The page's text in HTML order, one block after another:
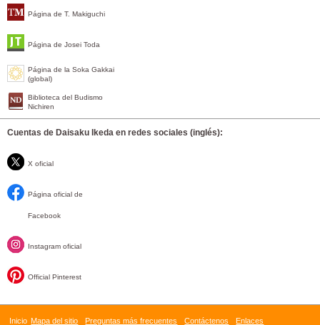
Página de T. Makiguchi
Página de Josei Toda
Página de la Soka Gakkai
(global)
Biblioteca del Budismo
Nichiren
Cuentas de Daisaku Ikeda en redes sociales (inglés):
X oficial
Página oficial de
Facebook
Instagram oficial
Official Pinterest
Inicio Mapa del sitio Preguntas más frecuentes Contáctenos Enlaces